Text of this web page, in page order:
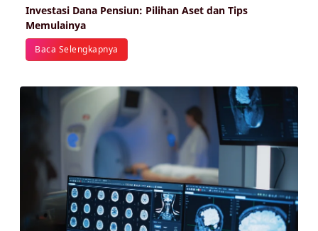
Investasi Dana Pensiun: Pilihan Aset dan Tips
Memulainya
Baca Selengkapnya